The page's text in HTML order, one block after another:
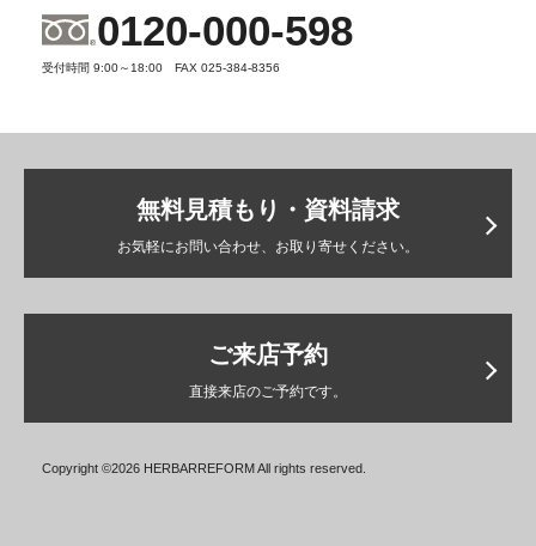
0120-000-598
受付時間 9:00～18:00 FAX 025-384-8356
ご来店予約
直接来店のご予約です。
無料見積もり・資料請求
お気軽にお問い合わせ、お取り寄せください。
Copyright ©2026 HERBARREFORM All rights reserved.